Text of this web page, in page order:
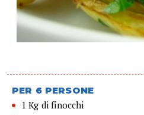
PER 6 PERSONE
1 Kg di finocchi